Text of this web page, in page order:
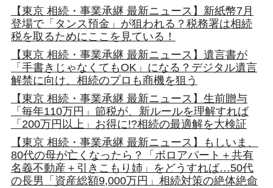
【東京 相続・事業承継 最新ニュース】新紙幣7月
登場で「タンス預金」が狙われる？税務署は相続
税を取るためにここを見ている！
【東京 相続・事業承継 最新ニュース】遺言書が
「手書きじゃなくてもOK」になる？デジタル遺言
解禁に向け、相続のプロも商機を狙う
【東京 相続・事業承継 最新ニュース】生前贈与
「毎年110万円」節税が、新ルールを理解すれば
「200万円以上」お得に!?相続の最適解を大検証
【東京 相続・事業承継 最新ニュース】もしいま、
80代の母が亡くなったら？「ボロアパート＋共有
名義不動産＋引きこもり姉」をどうすれば…50代
の長男「資産総額9,000万円」相続対策の絶体絶命